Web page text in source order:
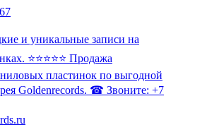
и уникальные записи на
⭐️⭐️⭐️⭐️⭐️ Продажа
пластинок по выгодной
Goldenrecords. ☎ Звоните: +7